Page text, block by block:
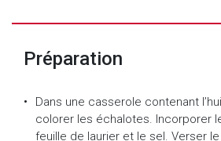
Préparation
Dans une casserole contenant
colorer les échalotes. Incorporer
feuille de laurier et le sel. Verser